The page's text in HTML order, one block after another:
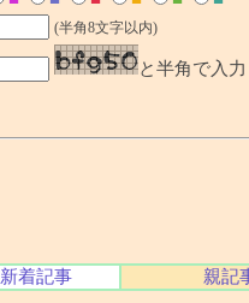
(半角8文字以内)
と半角で入力
新着記事 親記